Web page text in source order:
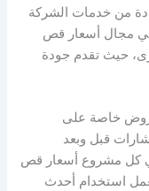
من خدمات الشركة
في مجال أسعار قص
حيث تقدم جودة
خاصة على
قبل وبعد
في كل مشروع أسعار قص
استخدام أحدث